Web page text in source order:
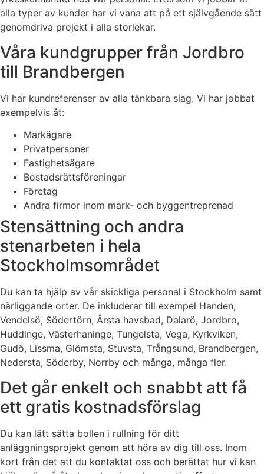
alla typer av kunder har vi vana att på ett självgående sätt
genomdriva projekt i alla storlekar.
Våra kundgrupper från Jordbro
till Brandbergen
Vi har kundreferenser av alla tänkbara slag. Vi har jobbat
exempelvis åt:
Markägare
Privatpersoner
Fastighetsägare
Bostadsrättsföreningar
Företag
Andra firmor inom mark- och byggentreprenad
Stensättning och andra
stenarbeten i hela
Stockholmsområdet
Du kan ta hjälp av vår skickliga personal i Stockholm samt
närliggande orter. De inkluderar till exempel Handen,
Vendelsö, Södertörn, Årsta havsbad, Dalarö, Jordbro,
Huddinge, Västerhaninge, Tungelsta, Vega, Kyrkviken,
Gudö, Lissma, Glömsta, Stuvsta, Trångsund, Brandbergen,
Nedersta, Söderby, Norrby och många, många fler.
Det går enkelt och snabbt att få
ett gratis kostnadsförslag
Du kan lätt sätta bollen i rullning för ditt
anläggningsprojekt genom att höra av dig till oss. Inom
kort från det att du kontaktat oss och berättat hur vi kan